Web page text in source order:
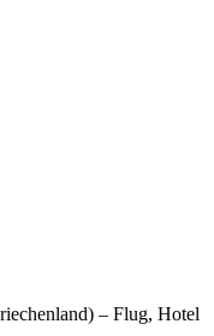
– Flug, Hotel